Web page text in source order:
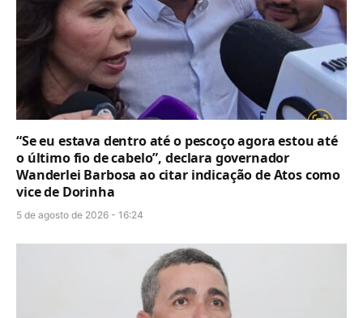
“Se eu estava dentro até o pescoço agora estou até
o último fio de cabelo”, declara governador
Wanderlei Barbosa ao citar indicação de Atos como
vice de Dorinha
5 de agosto de 2026 - 16:24